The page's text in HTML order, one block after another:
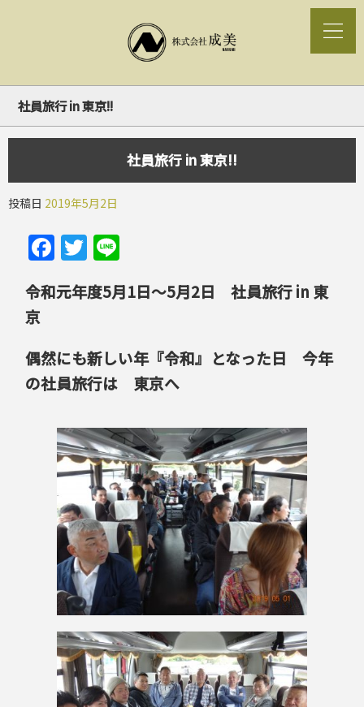
社員旅行 in 東京!!
社員旅行 in 東京!!
投稿日 2019年5月2日
Facebook
Twitter
令和元年度5月1日～5月2日 社員旅行 in 東
京
偶然にも新しい年『令和』となった日 今年
の社員旅行は 東京へ